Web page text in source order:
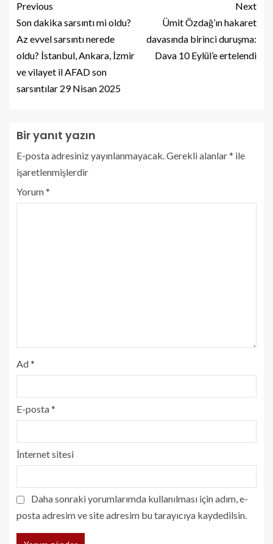
Previous
Son dakika sarsıntı mi oldu?
Az evvel sarsıntı nerede
oldu? İstanbul, Ankara, İzmir
ve vilayet il AFAD son
sarsıntılar 29 Nisan 2025
Next
Ümit Özdağ’ın hakaret
davasında birinci duruşma:
Dava 10 Eylül’e ertelendi
Bir yanıt yazın
E-posta adresiniz yayınlanmayacak. Gerekli alanlar* ile
işaretlenmişlerdir
Yorum*
Ad*
E-posta*
İnternet sitesi
Daha sonraki yorumlarımda kullanılması için adım, e-
posta adresim ve site adresim bu tarayıcıya kaydedilsin.